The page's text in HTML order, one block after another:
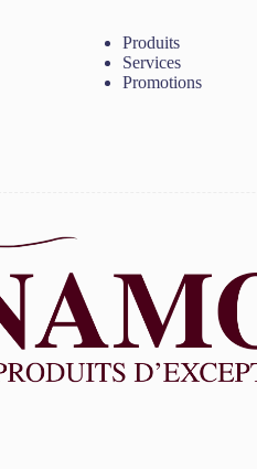
Produits
Services
Promotions